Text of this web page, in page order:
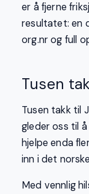
er å fjerne
resultatet: en
org.nr og full
Tusen
Tusen takk til
gleder oss til
hjelpe enda
inn i det
Med vennlig